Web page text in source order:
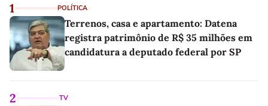
1 POLÍTICA
Terrenos, casa e apartamento: Datena
registra patrimônio de R$ 35 milhões em
candidatura a deputado federal por SP
2 TV